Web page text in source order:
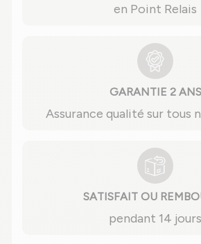
en Point Relais
GARANTIE 2 ANS
Assurance qualité sur tous
SATISFAIT OU
pendant 14 jours